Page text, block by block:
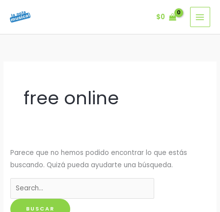
$0
free online
Parece que no hemos podido encontrar lo que estás
buscando. Quizá pueda ayudarte una búsqueda.
Buscar
por: